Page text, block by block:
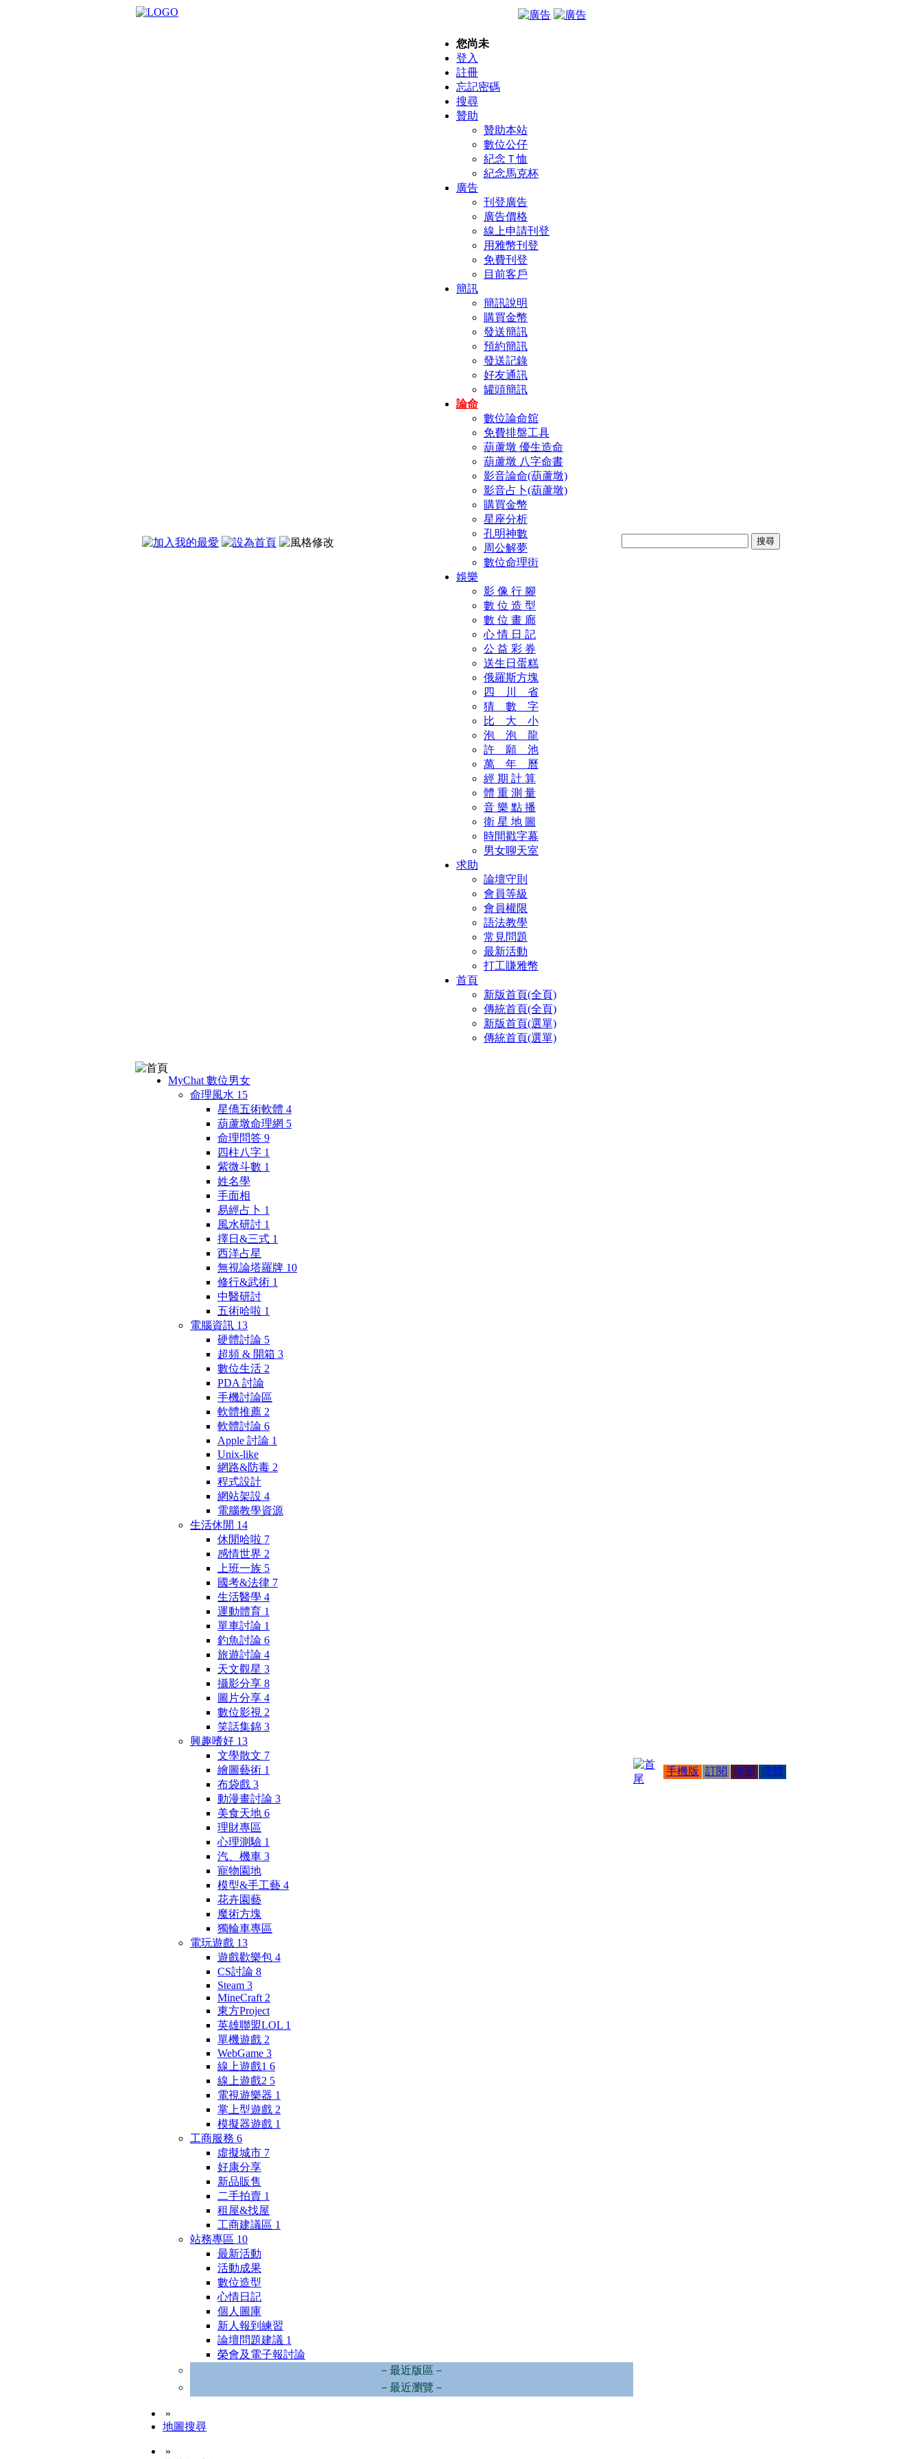
您尚未
登入
註冊
忘記密碼
搜尋
贊助
贊助本站
數位公仔
紀念Ｔ恤
紀念馬克杯
廣告
刊登廣告
廣告價格
線上申請刊登
用雅幣刊登
免費刊登
目前客戶
簡訊
簡訊說明
購買金幣
發送簡訊
預約簡訊
發送記錄
好友通訊
罐頭簡訊
論命
數位論命舘
免費排盤工具
葫蘆墩 優生造命
葫蘆墩 八字命書
影音論命(葫蘆墩)
影音占卜(葫蘆墩)
購買金幣
星座分析
孔明神數
周公解夢
數位命理街
娛樂
影 像 行 腳
數 位 造 型
數 位 畫 廊
心 情 日 記
公 益 彩 券
送生日蛋糕
俄羅斯方塊
四 川 省
猜 數 字
比 大 小
泡 泡 龍
許 願 池
萬 年 曆
經 期 計 算
體 重 測 量
音 樂 點 播
衛 星 地 圖
時間戳字幕
男女聊天室
求助
論壇守則
會員等級
會員權限
語法教學
常見問題
最新活動
打工賺雅幣
首頁
新版首頁(全頁)
傳統首頁(全頁)
新版首頁(選單)
傳統首頁(選單)
MyChat 數位男女
命理風水 15
星僑五術軟體 4
葫蘆墩命理網 5
命理問答 9
四柱八字 1
紫微斗數 1
姓名學
手面相
易經占卜 1
風水研討 1
擇日&三式 1
西洋占星
無視論塔羅牌 10
修行&武術 1
中醫研討
五術哈啦 1
電腦資訊 13
硬體討論 5
超頻 & 開箱 3
數位生活 2
PDA 討論
手機討論區
軟體推薦 2
軟體討論 6
Apple 討論 1
Unix-like
網路&防毒 2
程式設計
網站架設 4
電腦教學資源
生活休閒 14
休閒哈啦 7
感情世界 2
上班一族 5
國考&法律 7
生活醫學 4
運動體育 1
單車討論 1
釣魚討論 6
旅遊討論 4
天文觀星 3
攝影分享 8
圖片分享 4
數位影視 2
笑話集錦 3
興趣嗜好 13
文學散文 7
繪圖藝術 1
布袋戲 3
動漫畫討論 3
美食天地 6
理財專區
心理測驗 1
汽、機車 3
寵物園地
模型&手工藝 4
花卉園藝
魔術方塊
獨輪車專區
電玩遊戲 13
遊戲歡樂包 4
CS討論 8
Steam 3
MineCraft 2
東方Project
英雄聯盟LOL 1
單機遊戲 2
WebGame 3
線上遊戲1 6
線上遊戲2 5
電視遊樂器 1
掌上型遊戲 2
模擬器遊戲 1
工商服務 6
虛擬城市 7
好康分享
新品販售
二手拍賣 1
租屋&找屋
工商建議區 1
站務專區 10
最新活動
活動成果
數位造型
心情日記
個人圖庫
新人報到練習
論壇問題建議 1
榮會及電子報討論
－最近版區－
－最近瀏覽－
»
地圖搜尋
»
手機版 訂閱 地圖 簡體